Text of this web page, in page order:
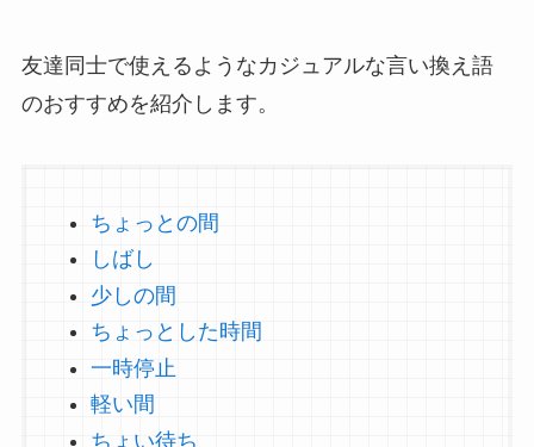
友達同士で使えるようなカジュアルな言い換え語
のおすすめを紹介します。
ちょっとの間
しばし
少しの間
ちょっとした時間
一時停止
軽い間
ちょい待ち